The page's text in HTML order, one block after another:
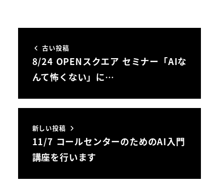
古い投稿
8/24 OPENスクエア セミナー「AIな
んて怖くない」に…
新しい投稿
11/7 コールセンターのためのAI入門
講座を行います